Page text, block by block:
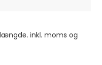
inkl. moms og